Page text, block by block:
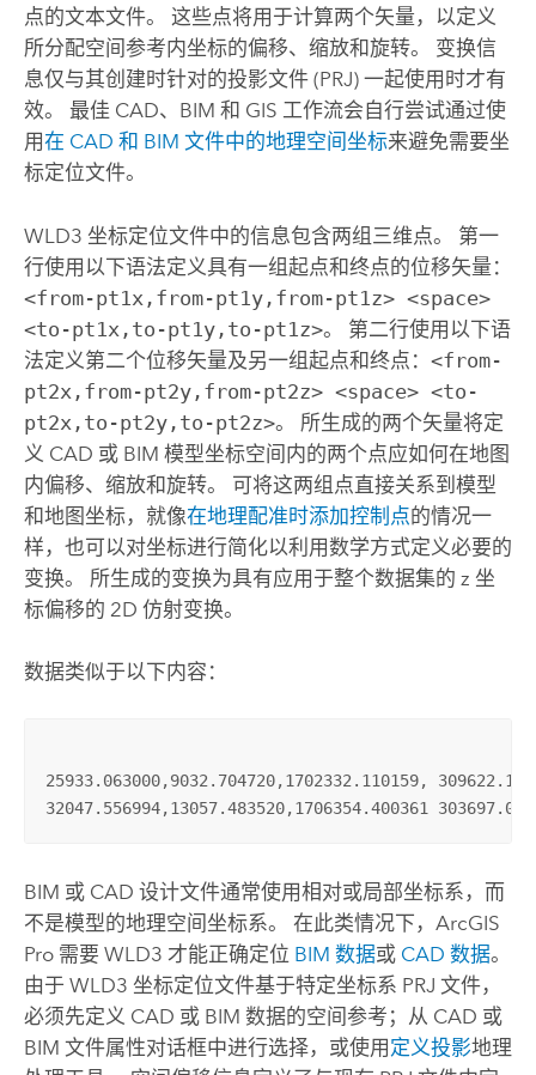
点的文本文件。 这些点将用于计算两个矢量，以定义
所分配空间参考内坐标的偏移、缩放和旋转。 变换信
息仅与其创建时针对的投影文件 (PRJ) 一起使用时才有
效。 最佳 CAD、BIM 和 GIS 工作流会自行尝试通过使
用在 CAD 和 BIM 文件中的地理空间坐标来避免需要坐
标定位文件。
WLD3 坐标定位文件中的信息包含两组三维点。 第一
行使用以下语法定义具有一组起点和终点的位移矢量：
<from-pt1x,from-pt1y,from-pt1z> <space>
<to-pt1x,to-pt1y,to-pt1z>。 第二行使用以下语
法定义第二个位移矢量及另一组起点和终点： <from-
pt2x,from-pt2y,from-pt2z> <space> <to-
pt2x,to-pt2y,to-pt2z>。 所生成的两个矢量将定
义 CAD 或 BIM 模型坐标空间内的两个点应如何在地图
内偏移、缩放和旋转。 可将这两组点直接关系到模型
和地图坐标，就像在地理配准时添加控制点的情况一
样，也可以对坐标进行简化以利用数学方式定义必要的
变换。 所生成的变换为具有应用于整个数据集的 z 坐
标偏移的 2D 仿射变换。
数据类似于以下内容：
25933.063000,9032.704720,1702332.110159,
32047.556994,13057.483520,1706354.400361
BIM 或 CAD 设计文件通常使用相对或局部坐标系，而
不是模型的地理空间坐标系。 在此类情况下， ArcGIS
Pro需要 WLD3 才能正确定位 BIM 数据或 CAD 数据。
由于 WLD3 坐标定位文件基于特定坐标系 PRJ 文件，
必须先定义 CAD 或 BIM 数据的空间参考；从 CAD 或
BIM 文件属性对话框中进行选择，或使用定义投影地理